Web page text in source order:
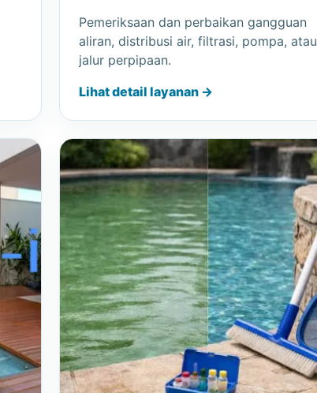
Pemeriksaan dan perbaikan gangguan
aliran, distribusi air, filtrasi, pompa, atau
jalur perpipaan.
Lihat detail layanan →